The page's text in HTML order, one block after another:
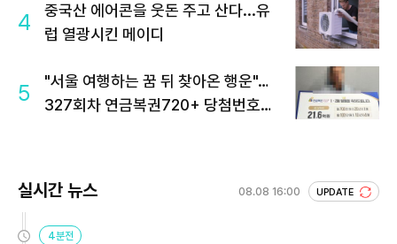
4
중국산 에어콘을 웃돈 주고 산다...유
럽 열광시킨 메이디
5
"서울 여행하는 꿈 뒤 찾아온 행운"…
327회차 연금복권720+ 당첨번호조
실시간 뉴스 08.08 16:00 UPDATE
4분전